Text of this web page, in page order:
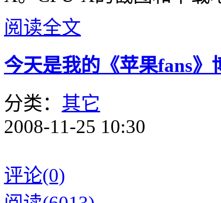
阅读全文
今天是我的《苹果fans》
分类： 其它
2008-11-25 10:30
评论(0)